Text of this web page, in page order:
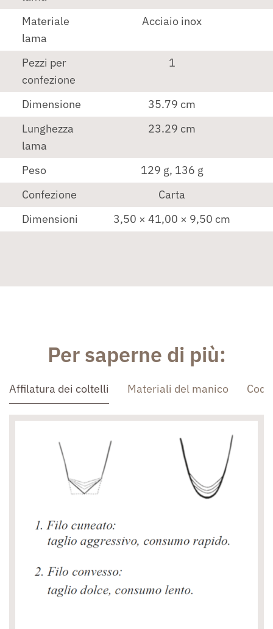
Materiale
lama
Acciaio inox
Pezzi per
confezione
1
Dimensione
35.79 cm
Lunghezza
lama
23.29 cm
Peso
129 g, 136 g
Confezione
Carta
Dimensioni
3,50 × 41,00 × 9,50 cm
Per saperne di più:
Affilatura dei coltelli Materiali del manico